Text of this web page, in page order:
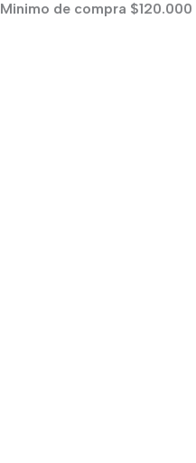
Ir
Minimo de compra